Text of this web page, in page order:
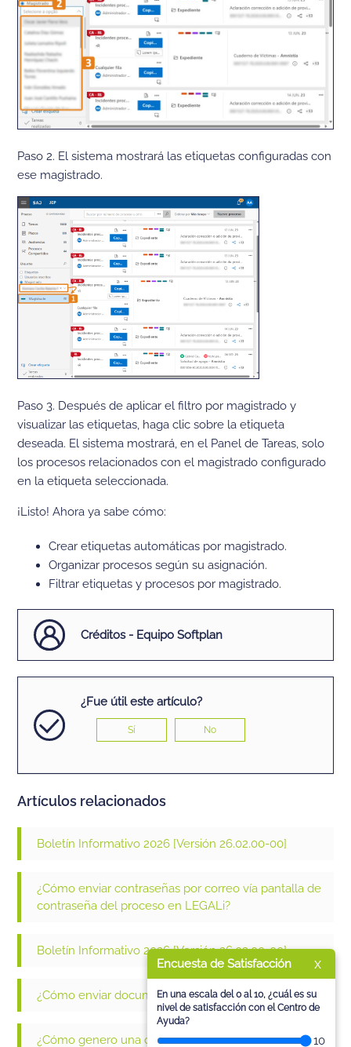
Paso 2. El sistema mostrará las etiquetas configuradas con
ese magistrado.
Paso 3. Después de aplicar el filtro por magistrado y
visualizar las etiquetas, haga clic sobre la etiqueta
deseada. El sistema mostrará, en el Panel de Tareas, solo
los procesos relacionados con el magistrado configurado
en la etiqueta seleccionada.
¡Listo! Ahora ya sabe cómo:
Crear etiquetas automáticas por magistrado.
Organizar procesos según su asignación.
Filtrar etiquetas y procesos por magistrado.
Créditos - Equipo Softplan
¿Fue útil este artículo?
Sí No
Artículos relacionados
Boletín Informativo 2026 [Versión 26.02.00-00]
¿Cómo enviar contraseñas por correo vía pantalla de
contraseña del proceso en LEGALi?
Boletín Informativo 2026 [Versión 26.03.00-00]
¿Cómo enviar documentos al RELATí desde LEGALi?
¿Cómo genero una contraseña de acceso al Portal e-
Encuesta de Satisfacción x
En una escala del 0 al 10, ¿cuál es su
nivel de satisfacción con el Centro de
Ayuda?
10